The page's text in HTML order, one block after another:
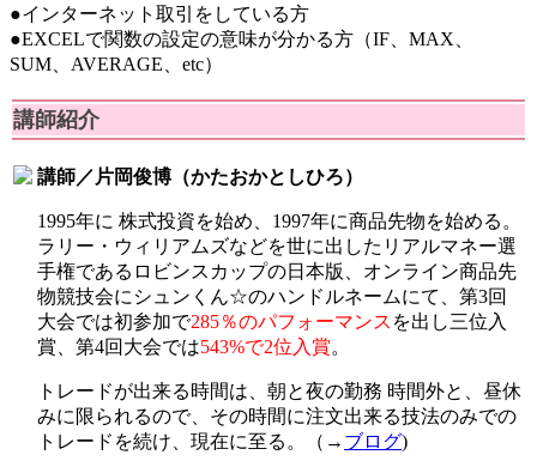
●インターネット取引をしている方
●EXCELで関数の設定の意味が分かる方（IF、MAX、
SUM、AVERAGE、etc）
講師紹介
講師／片岡俊博（かたおかとしひろ）
1995年に 株式投資を始め、1997年に商品先物を始める。
ラリー・ ウィリアムズなどを世に出したリアルマネー選
手権であるロビンスカップの日本版、オンライン商品先
物競技会にシュンくん☆のハンドルネームにて、第3回
大会では初参加で285％のパフォーマンス を出し三位入
賞、第4回大会では543%で2位入賞。
トレードが出来る時間は、朝と夜の勤務 時間外と、昼休
みに限られるので、その時間に注文出来る技法のみでの
トレードを続け、現在に至る。（→ ブログ)